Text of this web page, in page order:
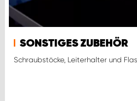
SONSTIGES ZUBEHÖR
Schraubstöcke, Leiterhalter und